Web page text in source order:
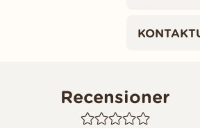
Recensioner